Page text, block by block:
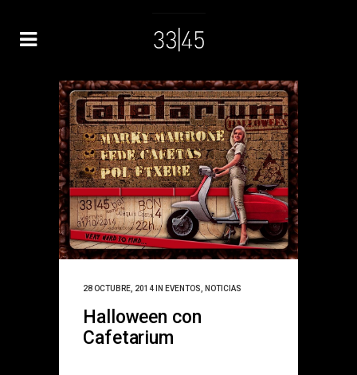
28 OCTUBRE, 2014 IN EVENTOS NOTICIAS
Halloween con
Cafetarium